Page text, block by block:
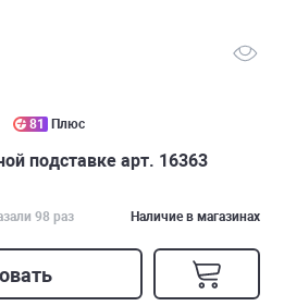
81 Плюс
подставке арт. 16363
98 раз Наличие в магазинах